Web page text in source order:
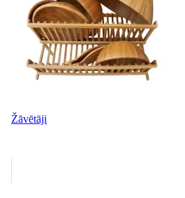
Žāvētāji